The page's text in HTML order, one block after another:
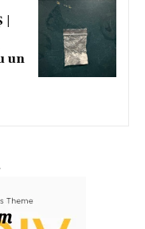
un